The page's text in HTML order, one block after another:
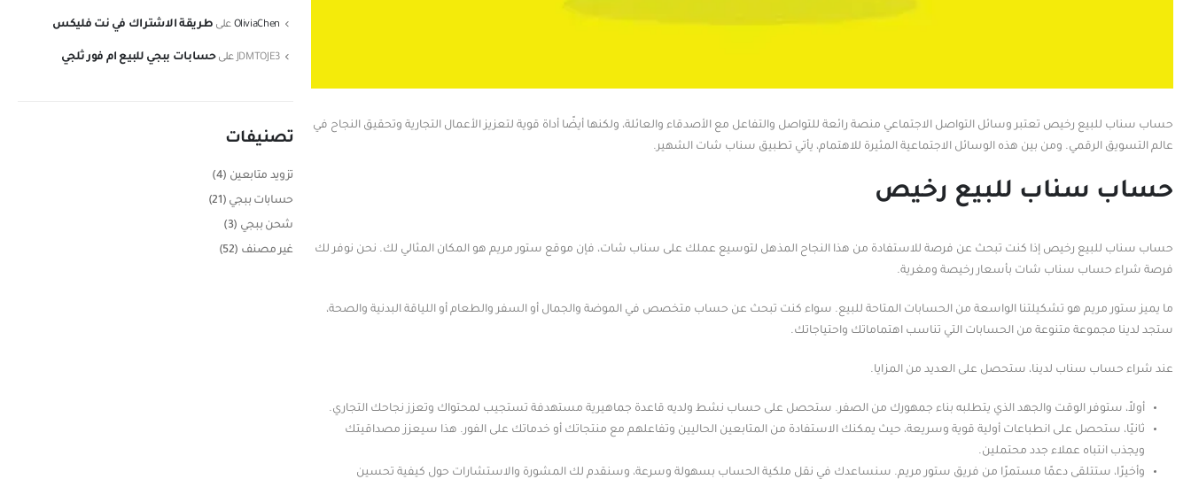
حساب سناب للبيع رخيص تعتبر وسائل التواصل الاجتماعي منصة رائعة للتواصل والتفاعل مع الأصدقاء والعائلة، ولكنها أيضًا أداة قوية لتعزيز الأعمال التجارية وتحقيق النجاح في
عالم التسويق الرقمي. ومن بين هذه الوسائل الاجتماعية المثيرة للاهتمام، يأتي تطبيق سناب شات الشهير.
حساب سناب للبيع رخيص
حساب سناب للبيع رخيص إذا كنت تبحث عن فرصة للاستفادة من هذا النجاح المذهل لتوسيع عملك على سناب شات، فإن موقع ستور مريم هو المكان المثالي لك. نحن نوفر لك
فرصة شراء حساب سناب شات بأسعار رخيصة ومغرية.
ما يميز ستور مريم هو تشكيلتنا الواسعة من الحسابات المتاحة للبيع. سواء كنت تبحث عن حساب متخصص في الموضة والجمال أو السفر والطعام أو اللياقة البدنية والصحة،
ستجد لدينا مجموعة متنوعة من الحسابات التي تناسب اهتماماتك واحتياجاتك.
عند شراء حساب سناب لدينا، ستحصل على العديد من المزايا.
أولاً، ستوفر الوقت والجهد الذي يتطلبه بناء جمهورك من الصفر. ستحصل على حساب نشط ولديه قاعدة جماهيرية مستهدفة تستجيب لمحتواك وتعزز نجاحك التجاري.
ثانيًا، ستحصل على انطباعات أولية قوية وسريعة، حيث يمكنك الاستفادة من المتابعين الحاليين وتفاعلهم مع منتجاتك أو خدماتك على الفور. هذا سيعزز مصداقيتك
ويجذب انتباه عملاء جدد محتملين.
وأخيرًا، ستتلقى دعمًا مستمرًا من فريق ستور مريم. سنساعدك في نقل ملكية الحساب بسهولة وسرعة، وسنقدم لك المشورة والاستشارات حول كيفية تحسين
OliviaChen على طريقة الاشتراك في نت فليكس
JDMTOJE3علىحسابات ببجي للبيع ام فور ثلجي
تصنيفات
تزويد متابعين (4)
حسابات ببجي (21)
شحن ببجي (3)
غير مصنف (52)